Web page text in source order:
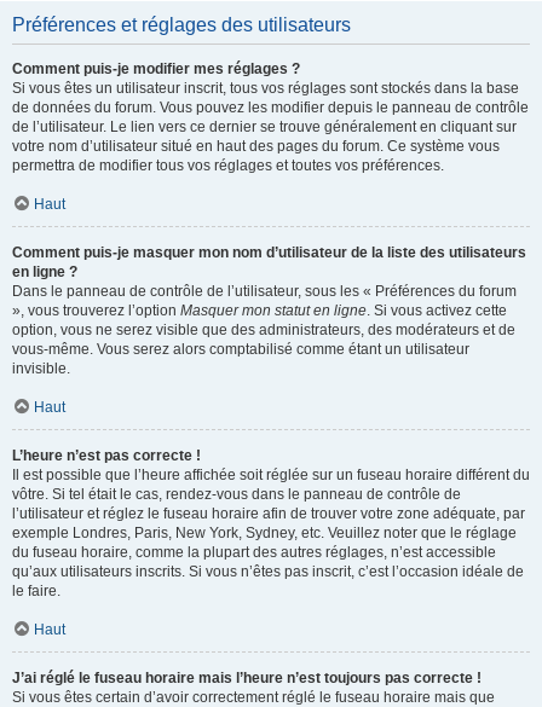
Préférences et réglages des utilisateurs
Comment puis-je modifier mes réglages ?
Si vous êtes un utilisateur inscrit, tous vos réglages sont stockés dans la base
de données du forum. Vous pouvez les modifier depuis le panneau de contrôle
de l’utilisateur. Le lien vers ce dernier se trouve généralement en cliquant sur
votre nom d’utilisateur situé en haut des pages du forum. Ce système vous
permettra de modifier tous vos réglages et toutes vos préférences.
Haut
Comment puis-je masquer mon nom d’utilisateur de la liste des utilisateurs
en ligne ?
Dans le panneau de contrôle de l’utilisateur, sous les « Préférences du forum
», vous trouverez l’option Masquer mon statut en ligne. Si vous activez cette
option, vous ne serez visible que des administrateurs, des modérateurs et de
vous-même. Vous serez alors comptabilisé comme étant un utilisateur
invisible.
Haut
L’heure n’est pas correcte !
Il est possible que l’heure affichée soit réglée sur un fuseau horaire différent du
vôtre. Si tel était le cas, rendez-vous dans le panneau de contrôle de
l’utilisateur et réglez le fuseau horaire afin de trouver votre zone adéquate, par
exemple Londres, Paris, New York, Sydney, etc. Veuillez noter que le réglage
du fuseau horaire, comme la plupart des autres réglages, n’est accessible
qu’aux utilisateurs inscrits. Si vous n’êtes pas inscrit, c’est l’occasion idéale de
le faire.
Haut
J’ai réglé le fuseau horaire mais l’heure n’est toujours pas correcte !
Si vous êtes certain d’avoir correctement réglé le fuseau horaire mais que